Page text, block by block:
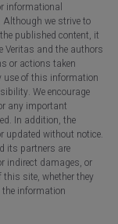
informational
we strive to
published content, it
Veritas and the authors
or actions taken
use of this information
We encourage
any important
In addition, the
updated without notice.
its partners are
indirect damages, or
site, whether they
the information